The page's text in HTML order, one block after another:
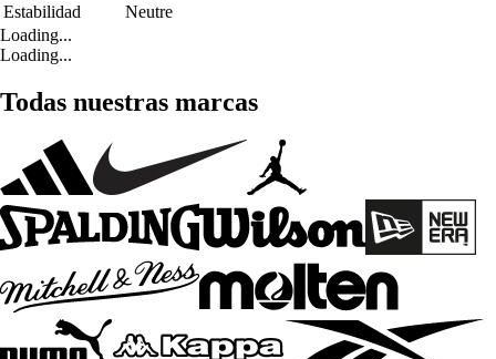
Estabilidad
Neutre
Loading...
Loading...
Todas nuestras marcas